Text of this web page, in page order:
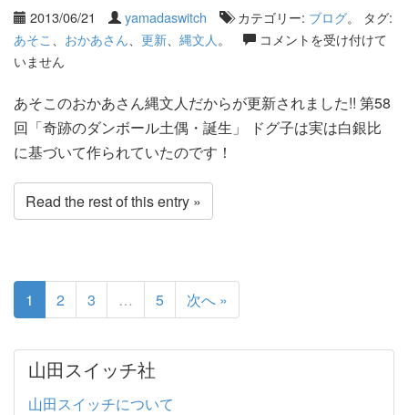
2013/06/21 yamadaswitch カテゴリー: ブログ。 タグ:
あそこ
おかあさん 更新 縄文人 。
コメントを受け付けて
いません
あそこのおかあさん縄文人だからが更新されました!! 第58
回「奇跡のダンボール土偶・誕生」 ドグ子は実は白銀比
に基づいて作られていたのです！
Read the rest of this entry »
1 2 3 … 5 次へ »
山田スイッチ社
山田スイッチについて